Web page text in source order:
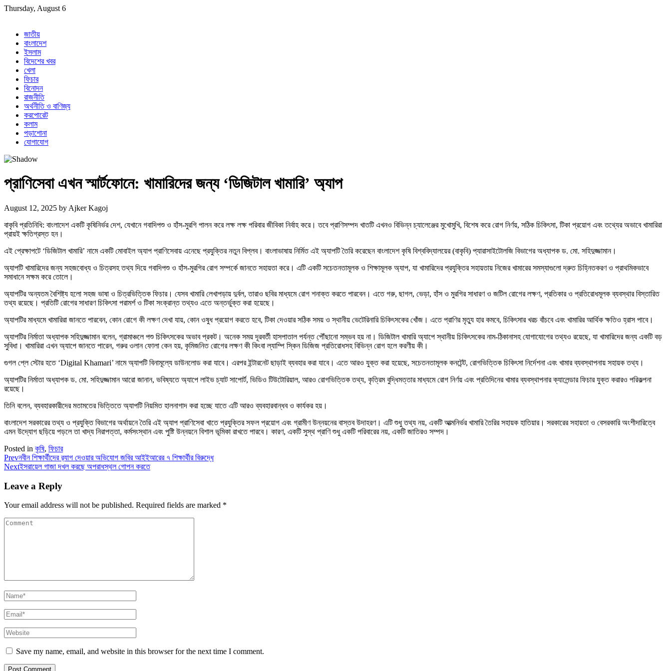
Skip
Thursday, August 6
জাতীয়
বাংলাদেশ
ইসলাম
বিদেশের খবর
খেলা
ফিচার
বিনোদন
রাজনীতি
অর্থনীতি ও বাণিজ্য
করপোরেট
কলাম
পড়াশোনা
যোগাযোগ
প্রাণিসেবা এখন স্মার্টফোনে: খামারিদের জন্য ‘ডিজিটাল খামারি’ অ্যাপ
August 12, 2025 by Ajker Kagoj
বাকৃবি প্রতিনিধি: বাংলাদেশ একটি কৃষিনির্ভর দেশ, যেখানে গবাদিপশু ও হাঁস-মুরগি পালন করে লক্ষ লক্ষ পরিবার জীবিকা নির্বাহ করে। তবে প্রাণিসম্পদ খাতটি এখনও বিভিন্ন চ্যালেঞ্জের মুখোমুখি, বিশেষ করে রোগ নির্ণয়, সঠিক চিকিৎসা, টিকা প্রয়োগ এবং তথ্যের অভাবে খামারিরা
প্রায়ই ক্ষতিগ্রস্ত হন।
এই প্রেক্ষাপটে ‘ডিজিটাল খামারি’ নামে একটি মোবাইল অ্যাপ প্রাণিসেবায় এনেছে প্রযুক্তির নতুন বিপ্লব। বাংলাভাষায় নির্মিত এই অ্যাপটি তৈরি করেছেন বাংলাদেশ কৃষি বিশ্ববিদ্যালয়ের (বাকৃবি) প্যারাসাইটোলজি বিভাগের অধ্যাপক ড. মো. সহিদুজ্জামান।
অ্যাপটি খামারিদের জন্য সহজবোধ্য ও চিত্রসহ তথ্য দিয়ে গবাদিপশু ও হাঁস-মুরগির রোগ সম্পর্কে জানতে সহায়তা করে। এটি একটি সচেতনতামূলক ও শিক্ষামূলক অ্যাপ, যা খামারিদের প্রযুক্তির সহায়তায় নিজের খামারের সমস্যাগুলো দ্রুত চিহ্নিতকরণ ও প্রাথমিকভাবে
সমাধানে সক্ষম করে তোলে।
অ্যাপটির অন্যতম বৈশিষ্ট্য হলো সহজ ভাষা ও চিত্রভিত্তিক ফিচার। যেসব খামারি লেখাপড়ায় দুর্বল, তারাও ছবির মাধ্যমে রোগ শনাক্ত করতে পারবেন। এতে গরু, ছাগল, ভেড়া, হাঁস ও মুরগির সাধারণ ও জটিল রোগের লক্ষণ, প্রতিকার ও প্রতিরোধমূলক ব্যবস্থার বিস্তারিত
তথ্য রয়েছে। প্রতিটি রোগের সাধারণ চিকিৎসা পরামর্শ ও টিকা সংক্রান্ত তথ্যও এতে অন্তর্ভুক্ত করা হয়েছে।
অ্যাপটির মাধ্যমে খামারিরা জানতে পারবেন, কোন রোগে কী লক্ষণ দেখা যায়, কোন ওষুধ প্রয়োগ করতে হবে, টিকা দেওয়ার সঠিক সময় ও স্থানীয় ভেটেরিনারি চিকিৎসকের খোঁজ। এতে প্রাণির মৃত্যু হার কমবে, চিকিৎসার খরচ বাঁচবে এবং খামারির আর্থিক ক্ষতিও হ্রাস পাবে।
অ্যাপটির নির্মাতা অধ্যাপক সহিদুজ্জামান বলেন, গ্রামাঞ্চলে পশু চিকিৎসকের অভাব প্রকট। অনেক সময় দূরবর্তী হাসপাতাল পর্যন্ত পৌঁছানো সম্ভব হয় না। ডিজিটাল খামারি অ্যাপে স্থানীয় চিকিৎসকের নাম-ঠিকানাসহ যোগাযোগের তথ্যও রয়েছে, যা খামারিদের জন্য একটি বড়
সুবিধা। খামারিরা এখন অ্যাপে জানতে পারেন, গরুর ওলান ফোলা কেন হয়, কৃমিজনিত রোগের লক্ষণ কী কিংবা ল্যাম্পি স্কিন ডিজিজ প্রতিরোধসহ বিভিন্ন রোগ হলে করণীয় কী।
গুগল প্লে স্টোর হতে ‘Digital Khamari’ নামে অ্যাপটি বিনামূল্যে ডাউনলোড করা যাবে। এরপর ইন্টারনেট ছাড়াই ব্যবহার করা যাবে। এতে আরও যুক্ত করা হয়েছে, সচেতনতামূলক কনটেন্ট, রোগভিত্তিক চিকিৎসা নির্দেশনা এবং খামার ব্যবস্থাপনায় সহায়ক তথ্য।
অ্যাপটির নির্মাতা অধ্যাপক ড. মো. সহিদুজ্জামান আরো জানান, ভবিষ্যতে অ্যাপে লাইভ চ্যাট সাপোর্ট, ভিডিও টিউটোরিয়াল, আরও রোগভিত্তিক তথ্য, কৃত্রিম বুদ্ধিমত্তার মাধ্যমে রোগ নির্ণয় এবং প্রতিদিনের খামার ব্যবস্থাপনার ক্যালেন্ডার ফিচার যুক্ত করারও পরিকল্পনা
রয়েছে।
তিনি বলেন, ব্যবহারকারীদের মতামতের ভিত্তিতে অ্যাপটি নিয়মিত হালনাগাদ করা হচ্ছে যাতে এটি আরও ব্যবহারবান্ধব ও কার্যকর হয়।
বাংলাদেশ সরকারের তথ্য ও প্রযুক্তি বিভাগের অর্থায়নে তৈরি এই অ্যাপ প্রাণিসেবা খাতে প্রযুক্তির সফল প্রয়োগ এবং গ্রামীণ উন্নয়নের বাস্তব উদাহরণ। এটি শুধু তথ্য নয়, একটি আত্মনির্ভর খামারি তৈরির সহায়ক হাতিয়ার। সরকারের সহায়তা ও বেসরকারি অংশীদারিত্বে
এমন উদ্যোগ ছড়িয়ে পড়লে তা খাদ্য নিরাপত্তা, কর্মসংস্থান এবং পুষ্টি উন্নয়নে বিশাল ভূমিকা রাখতে পারবে। কারণ, একটি সুস্থ প্রাণি শুধু একটি পরিবারের নয়, একটি জাতিরও সম্পদ।
Posted in কৃষি, ফিচার
Prevনবীন শিক্ষার্থীদের র‌্যাগ দেওয়ার অভিযোগ জবির আইইআরের ৭ শিক্ষার্থীর বিরুদ্ধে
Nextইসরায়েল গাজা দখল করছে অপরাধস্থল গোপন করতে
Leave a Reply
Your email address will not be published. Required fields are marked *
Save my name, email, and website in this browser for the next time I comment.